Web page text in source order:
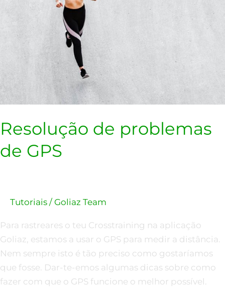
Resolução de problemas
de GPS
Tutoriais / Goliaz Team
Para rastreares o teu Crosstraining na aplicação
Goliaz, estamos a usar o GPS para medir a distância.
Nem sempre isto é tão preciso como gostaríamos
que fosse. Dar-te-emos algumas dicas sobre como
fazer com que o GPS funcione o melhor possível.